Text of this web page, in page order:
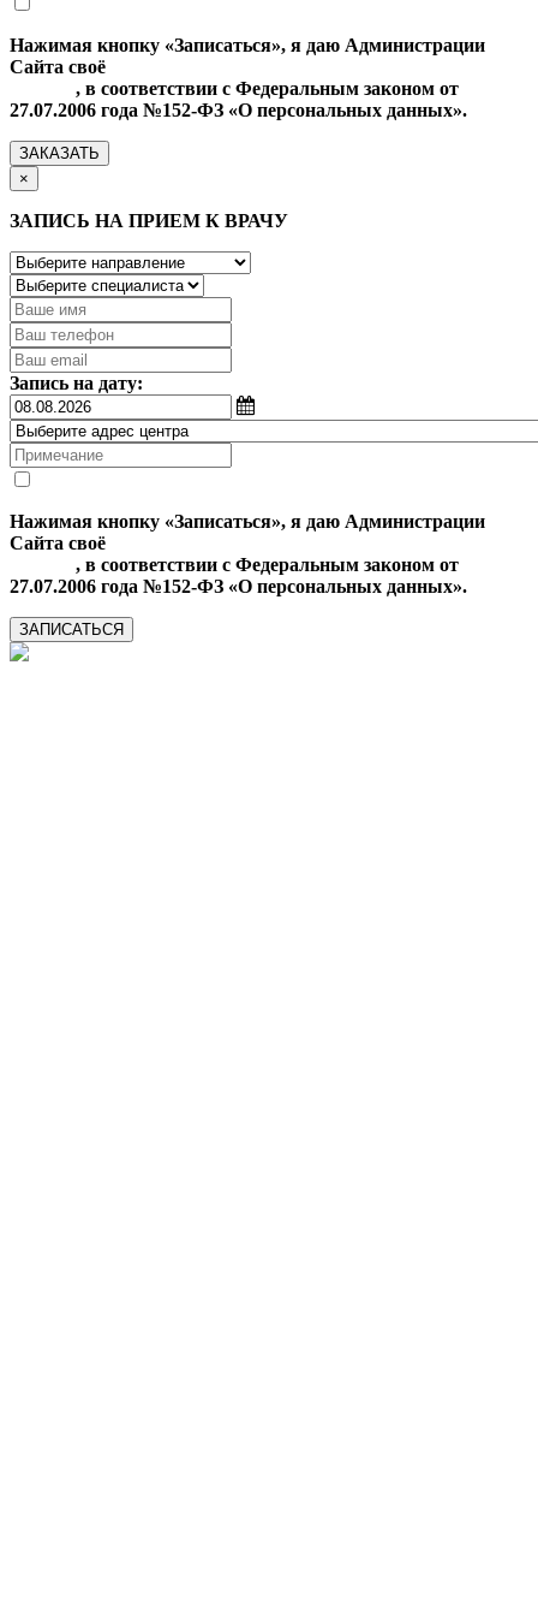
Нажимая кнопку «Записаться», я даю Администрации
Сайта своё
, в соответствии с Федеральным законом от
27.07.2006 года №152-ФЗ «О персональных данных».
ЗАКАЗАТЬ
×
ЗАПИСЬ НА ПРИЕМ К ВРАЧУ
Запись на дату:
Нажимая кнопку «Записаться», я даю Администрации
Сайта своё
, в соответствии с Федеральным законом от
27.07.2006 года №152-ФЗ «О персональных данных».
ЗАПИСАТЬСЯ